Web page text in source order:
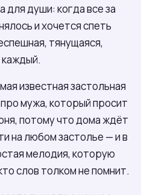
для души: когда все за
и хочется спеть
тянущаяся,
известная застольная
мужа, который просит
потому что дома ждёт
на любом застолье — и в
мелодия, которую
слов толком не помнит.